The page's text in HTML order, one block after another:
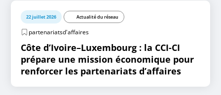
22 juillet 2026 Actualité du réseau
partenariatsd'affaires
Côte d’Ivoire–Luxembourg : la CCI-CI
prépare une mission économique pour
renforcer les partenariats d’affaires